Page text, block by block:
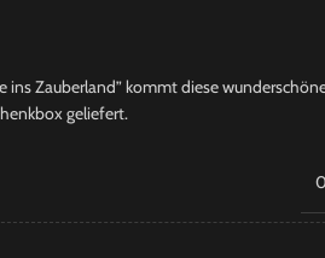
ins Zauberland” kommt diese
geliefert.